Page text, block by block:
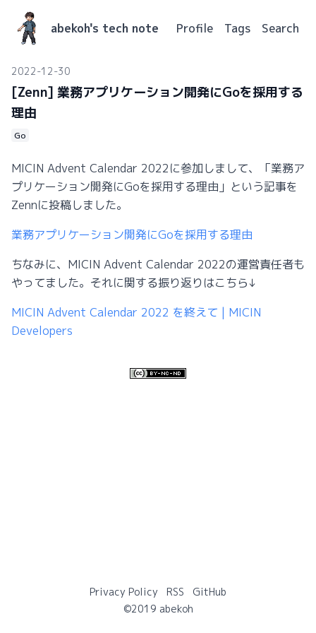
abekoh's tech note Profile Tags Search
2022-12-30
[Zenn] 業務アプリケーション開発にGoを採用する
理由
Go
MICIN Advent Calendar 2022に参加しまして、「業務ア
プリケーション開発にGoを採用する理由」という記事を
Zennに投稿しました。
業務アプリケーション開発にGoを採用する理由
ちなみに、MICIN Advent Calendar 2022の運営責任者も
やってました。それに関する振り返りはこちら↓
MICIN Advent Calendar 2022 を終えて | MICIN
Developers
Privacy Policy RSS
GitHub
©2019 abekoh